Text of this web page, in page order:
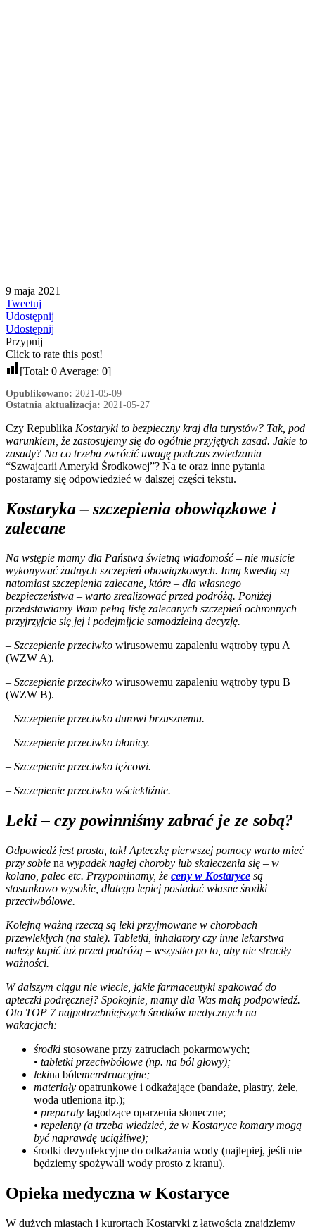
9 maja 2021
Tweetuj
Udostępnij
Udostępnij
Przypnij
Click to rate this post!
[Total: 0Average: 0]
Opublikowano: 2021-05-09
Ostatnia aktualizacja: 2021-05-27
Czy Republika Kostaryki to bezpieczny kraj dla turystów? Tak, pod
warunkiem, że zastosujemy się do ogólnie przyjętych zasad. Jakie to
zasady? Na co trzeba zwrócić uwagę podczas zwiedzania
“Szwajcarii Ameryki Środkowej”? Na te oraz inne pytania
postaramy się odpowiedzieć w dalszej części tekstu.
Kostaryka – szczepienia obowiązkowe i
zalecane
Na wstępie mamy dla Państwa świetną wiadomość – nie musicie
wykonywać żadnych szczepień obowiązkowych. Inną kwestią są
natomiast szczepienia zalecane, które – dla własnego
bezpieczeństwa – warto zrealizować przed podróżą. Poniżej
przedstawiamy Wam pełną listę zalecanych szczepień ochronnych –
przyjrzyjcie się jej i podejmijcie samodzielną decyzję.
– Szczepienie przeciwko wirusowemu zapaleniu wątroby typu A
(WZW A).
– Szczepienie przeciwko wirusowemu zapaleniu wątroby typu B
(WZW B).
– Szczepienie przeciwko durowi brzusznemu.
– Szczepienie przeciwko błonicy.
– Szczepienie przeciwko tężcowi.
– Szczepienie przeciwko wściekliźnie.
Leki – czy powinniśmy zabrać je ze sobą?
Odpowiedź jest prosta, tak! Apteczkę pierwszej pomocy warto mieć
przy sobie na wypadek nagłej choroby lub skaleczenia się – w
kolano, palec etc. Przypominamy, że ceny w Kostaryce są
stosunkowo wysokie, dlatego lepiej posiadać własne środki
przeciwbólowe.
Kolejną ważną rzeczą są leki przyjmowane w chorobach
przewlekłych (na stałe). Tabletki, inhalatory czy inne lekarstwa
należy kupić tuż przed podróżą – wszystko po to, aby nie straciły
ważności.
W dalszym ciągu nie wiecie, jakie farmaceutyki spakować do
apteczki podręcznej? Spokojnie, mamy dla Was małą podpowiedź.
Oto TOP 7 najpotrzebniejszych środków medycznych na
wakacjach:
środki stosowane przy zatruciach pokarmowych;
• tabletki przeciwbólowe (np. na ból głowy);
lekina bólemenstruacyjne;
materiały opatrunkowe i odkażające (bandaże, plastry, żele,
woda utleniona itp.);
• preparaty łagodzące oparzenia słoneczne;
• repelenty (a trzeba wiedzieć, że w Kostaryce komary mogą
być naprawdę uciążliwe);
środki dezynfekcyjne do odkażania wody (najlepiej, jeśli nie
będziemy spożywali wody prosto z kranu).
Opieka medyczna w Kostaryce
W dużych miastach i kurortach Kostaryki z łatwością znajdziemy